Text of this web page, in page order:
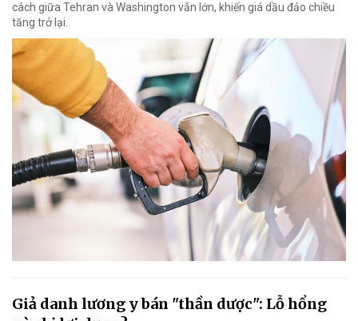
cách giữa Tehran và Washington vẫn lớn, khiến giá dầu đảo chiều
tăng trở lại.
Giả danh lương y bán "thần dược": Lỗ hổng